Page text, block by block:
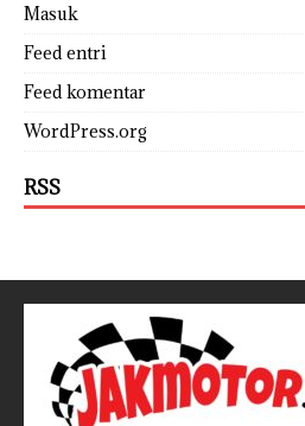
Masuk
Feed entri
Feed komentar
WordPress.org
RSS